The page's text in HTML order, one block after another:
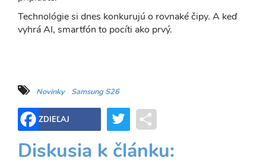
Technológie si dnes konkurujú o rovnaké čipy. A keď
vyhrá AI, smartfón to pocíti ako prvý.
Novinky Samsung S26
ZDIEĽAJ Twitter
Diskusia k článku: